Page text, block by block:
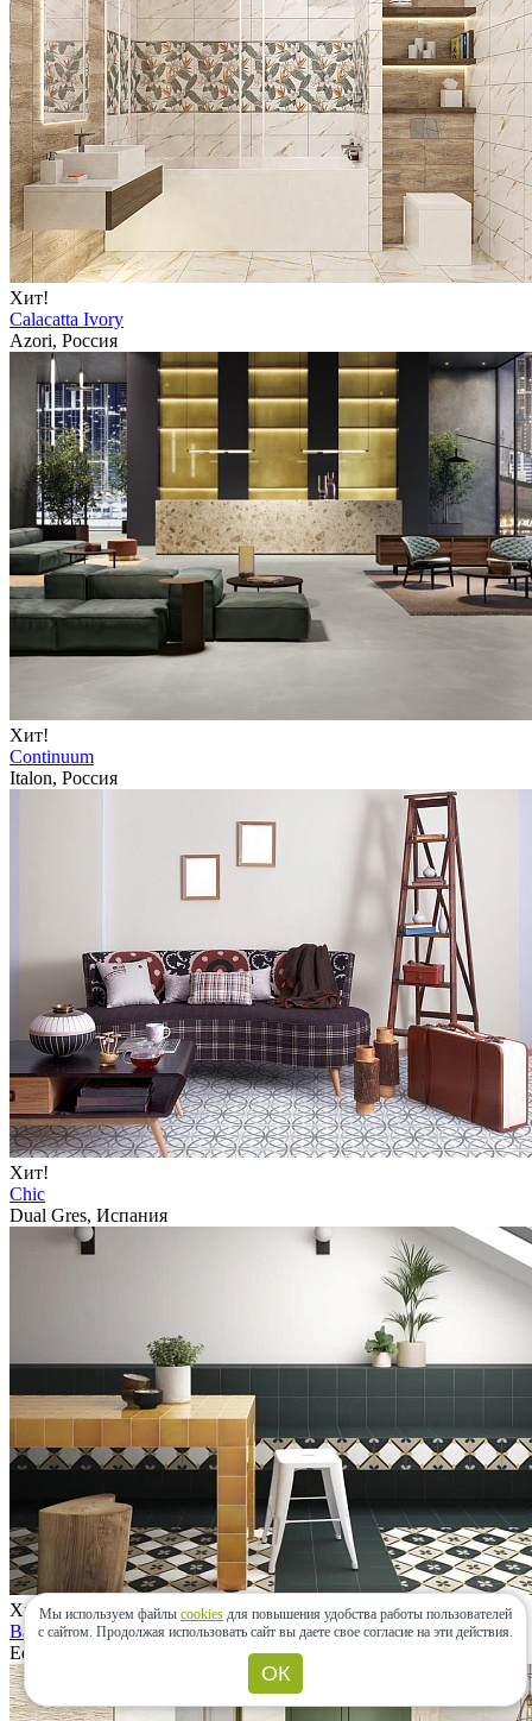
Хит!
Calacatta Ivory
Azori, Россия
Хит!
Continuum
Italon, Россия
Хит!
Chic
Dual Gres, Испания
Хит!
Bauhome
Equipe, Испания
Мы используем файлы cookies для повышения удобства работы пользователей
с сайтом. Продолжая использовать сайт вы даете свое согласие на эти действия.
ОК